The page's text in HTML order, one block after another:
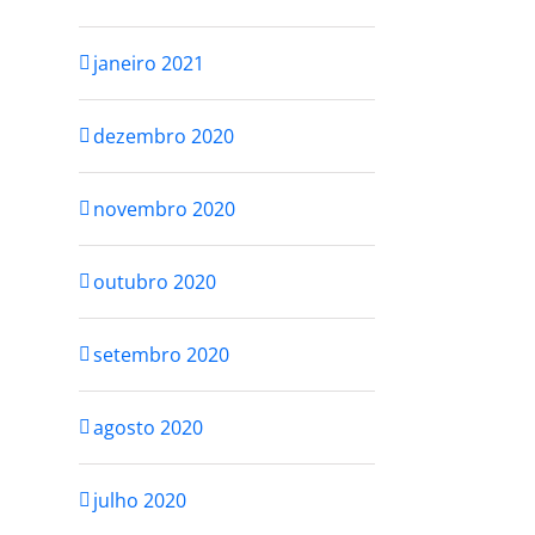
SE AMAR
janeiro 2021
dezembro 2020
novembro 2020
outubro 2020
setembro 2020
agosto 2020
julho 2020